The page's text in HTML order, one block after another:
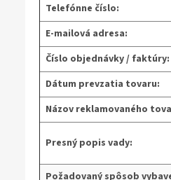
Telefónne číslo:
E-mailová adresa:
Číslo objednávky / faktúry:
Dátum prevzatia tovaru:
Názov reklamovaného
Presný popis vady:
Požadovaný spôsob